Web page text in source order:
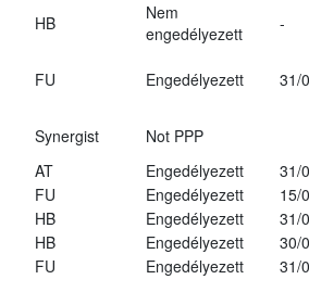
HB
Nem
engedélyezett
-
FU Engedélyezett 31/
Synergist
Not PPP
AT Engedélyezett
31/
FU Engedélyezett
15/
HB Engedélyezett
31/
HB Engedélyezett
30/
FU Engedélyezett
31/